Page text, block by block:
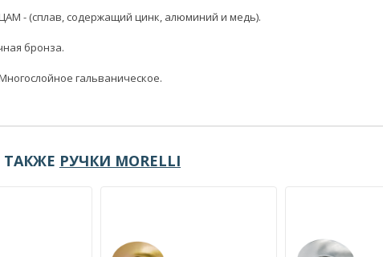
- (сплав, содержащий цинк, алюминий и медь).
бронза.
гальваническое.
РУЧКИ MORELLI